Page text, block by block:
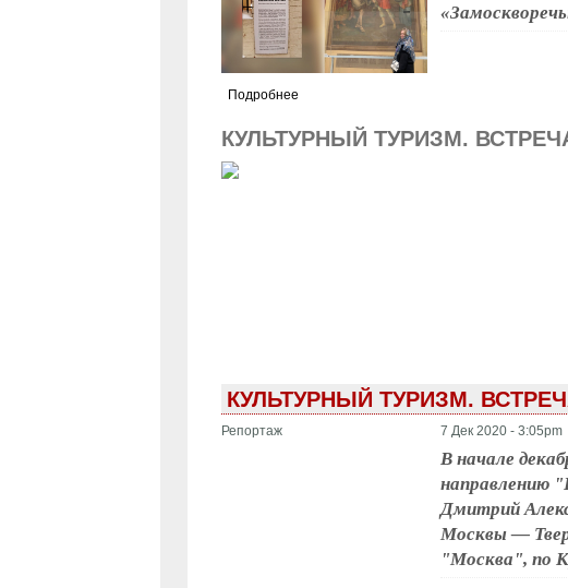
Подробнее
КУЛЬТУРНЫЙ ТУРИЗМ.
КУЛЬТУРНЫЙ ТУРИЗМ.
Репортаж 7 Дек 2020 - 3:05pm
В начале
направлению
Дмитрий
Москвы —
"Москва", по